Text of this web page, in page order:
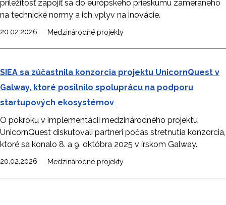
príležitosť zapojiť sa do európskeho prieskumu zameraného
na technické normy a ich vplyv na inovácie.
20.02.2026 Medzinárodné projekty
SIEA sa zúčastnila konzorcia projektu UnicornQuest v
Galway, ktoré posilnilo spoluprácu na podporu
startupových ekosystémov
O pokroku v implementácii medzinárodného projektu
UnicornQuest diskutovali partneri počas stretnutia konzorcia,
ktoré sa konalo 8. a 9. októbra 2025 v írskom Galway.
20.02.2026 Medzinárodné projekty